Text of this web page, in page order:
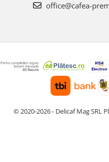
office@cafea-
© 2020-2026 - Delicaf Mag SRL